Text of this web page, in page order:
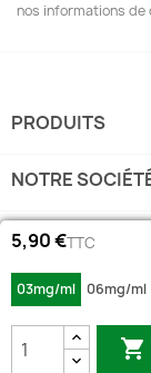
5,90 €TTC
03mg/ml 06mg/ml

nos informations
PRODUITS
NOTRE
VOTRE COMPTE
INFORMATIONS
© 2022 E-